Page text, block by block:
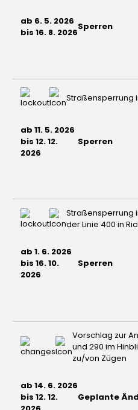
ab 6. 5. 2026
bis 16. 8. 2026Sperren
Straßensperrung
ab 11. 5. 2026
bis 12. 12.
2026
Sperren
Straßensperrung
der Linie 400 in
ab 1. 6. 2026
bis 16. 10.
2026
Sperren
Vorschlag zur
und 290 im
zu/von Zügen
ab 14. 6. 2026
bis 12. 12.
Geplante